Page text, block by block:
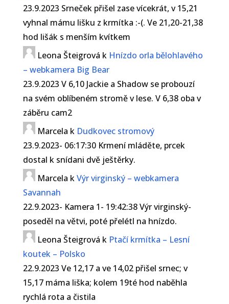
23.9.2023 Srneček přišel zase vícekrát, v 15,21
vyhnal mámu lišku z krmítka :-(. Ve 21,20-21,38
hod lišák s menším kvítkem
Leona Šteigrová k Hnízdo orla bělohlavého
– webkamera Big Bear
23.9.2023 V 6,10 Jackie a Shadow se probouzí
na svém oblíbeném stromě v lese. V 6,38 oba v
záběru cam2
Marcela k Dudkovec stromový
23.9.2023- 06:17:30 Krmení mláděte, prcek
dostal k snídani dvě ještěrky.
Marcela kVýr virginský – webkamera
Savannah
22.9.2023- Kamera 1- 19:42:38 Výr virginský-
poseděl na větvi, poté přelétl na hnízdo.
Leona Šteigrová k Ptačí krmítka – Lesní
koutek – Polsko
22.9.2023 Ve 12,17 a ve 14,02 přišel srnec; v
15,17 máma liška; kolem 19té hod naběhla
rychlá rota a čistila